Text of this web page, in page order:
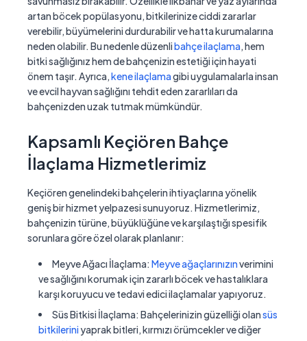
artan böcek popülasyonu, bitkilerinize ciddi zararlar
verebilir, büyümelerini durdurabilir ve hatta kurumalarına
neden olabilir. Bu nedenle düzenlibahçe ilaçlama, hem
bitki sağlığınız hem de bahçenizin estetiği için hayati
önem taşır. Ayrıca,kene ilaçlamagibi uygulamalarla insan
ve evcil hayvan sağlığını tehdit eden zararlıları da
bahçenizden uzak tutmak mümkündür.
Kapsamlı Keçiören Bahçe
İlaçlama Hizmetlerimiz
Keçiören genelindeki bahçelerin ihtiyaçlarına yönelik
geniş bir hizmet yelpazesi sunuyoruz. Hizmetlerimiz,
bahçenizin türüne, büyüklüğüne ve karşılaştığı spesifik
sorunlara göre özel olarak planlanır:
Meyve Ağacı İlaçlama: Meyve ağaçlarınızınverimini
ve sağlığını korumak için zararlı böcek ve hastalıklara
karşı koruyucu ve tedavi edici ilaçlamalar yapıyoruz.
Süs Bitkisi İlaçlama: Bahçelerinizin güzelliği olansüs
bitkilerini yaprak bitleri, kırmızı örümcekler ve diğer